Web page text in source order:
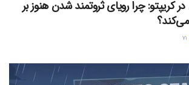
برابری در کریپتو: چرا رویای ثروتمند شدن هنوز بر
می‌کند؟